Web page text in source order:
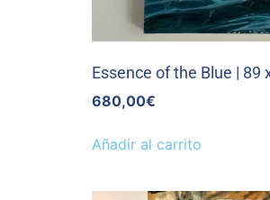
Essence of the Blue | 89
680,00€
Añadir al carrito